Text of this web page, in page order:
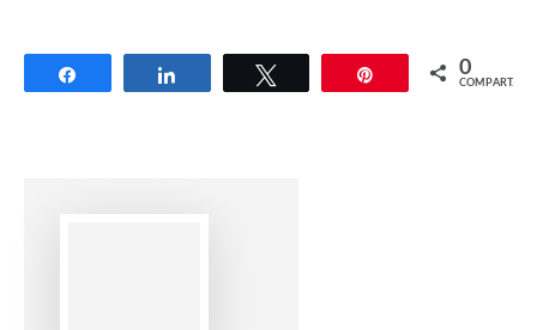
Compartilhar Compartilhar 0
COMPART.